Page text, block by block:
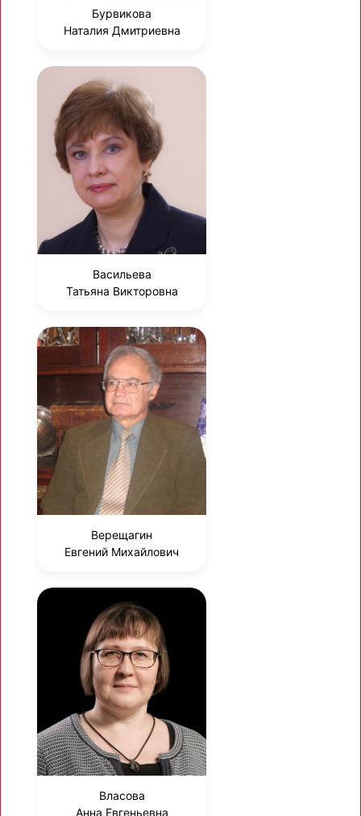
Бурвикова
Наталия Дмитриевна
Васильева
Татьяна Викторовна
Верещагин
Евгений Михайлович
Власова
Анна Евгеньевна